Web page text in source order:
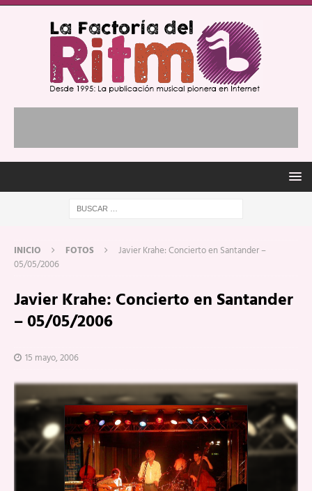
INICIO FOTOS
Javier Krahe: Concierto en Santander –
05/05/2006
Javier Krahe: Concierto en Santander
– 05/05/2006
15 mayo, 2006